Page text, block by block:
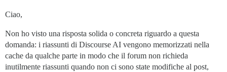
Ciao,
Non ho visto una risposta solida o concreta riguardo a questa
domanda: i riassunti di Discourse AI vengono memorizzati nella
cache da qualche parte in modo che il forum non richieda
inutilmente riassunti quando non ci sono state modifiche al post,